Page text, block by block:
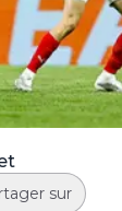
sur